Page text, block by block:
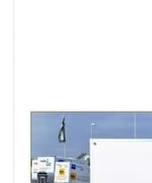
WM MEYER
AZ 3540/185
S35